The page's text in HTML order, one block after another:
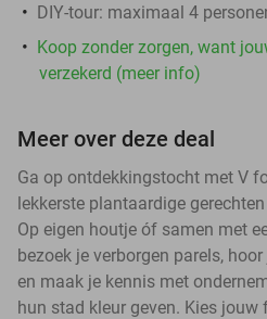
DIY-tour: maximaal 4
Koop zonder zorgen, want
verzekerd (meer info)
Meer over deze deal
Ga op ontdekkingstocht met V
lekkerste plantaardige
Op eigen houtje óf samen met
bezoek je verborgen parels,
en maak je kennis met
hun stad kleur geven. Kies